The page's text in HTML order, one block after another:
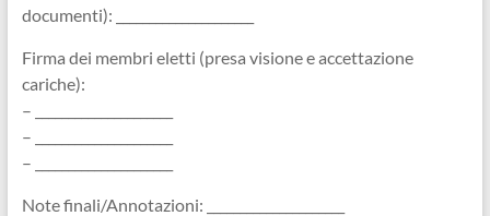
documenti): _____________________
Firma dei membri eletti (presa visione e accettazione
cariche):
– _____________________
– _____________________
– _____________________
Note finali/Annotazioni: _____________________